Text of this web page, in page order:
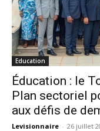
Education
Éducation : le
Plan sectoriel
aux défis de
Levisionnaire - 26 juillet